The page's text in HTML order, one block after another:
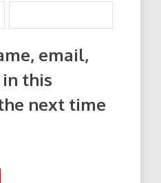
email,
this
next time